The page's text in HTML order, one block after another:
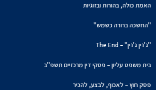
האמת כולה, בהורות ובזוגיות
"החשכה ברורה כשמש"
"ג'נין ג'נין" – The End
בית משפט עליון – פסקי דין מרכזיים תשפ"ב
פסק חוץ – לאכוף, לבצע, להכיר